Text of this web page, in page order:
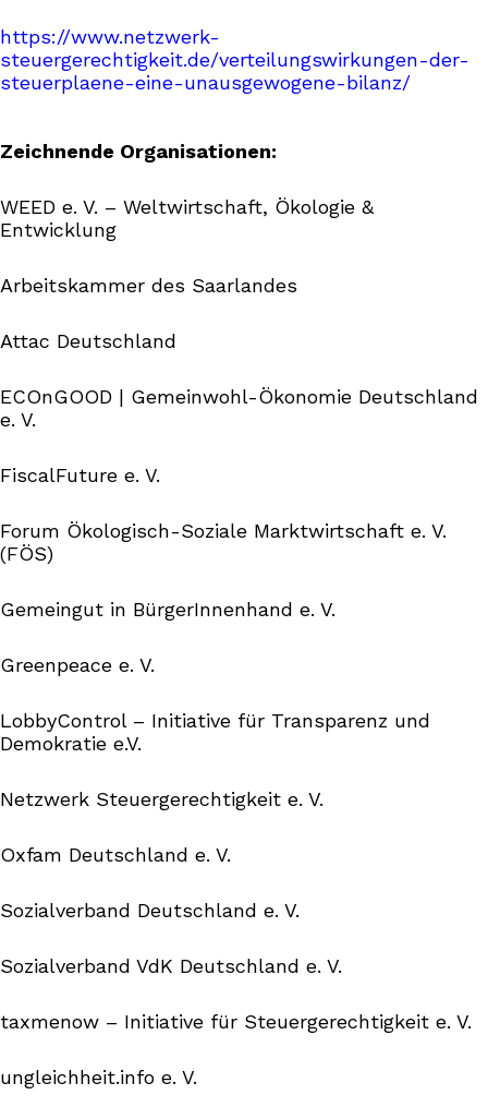
https://www.netzwerk-
steuergerechtigkeit.de/verteilungswirkungen-der-
steuerplaene-eine-unausgewogene-bilanz/
Zeichnende Organisationen:
WEED e. V. – Weltwirtschaft, Ökologie &
Entwicklung
Arbeitskammer des Saarlandes
Attac Deutschland
ECOnGOOD | Gemeinwohl-Ökonomie Deutschland
e. V.
FiscalFuture e. V.
Forum Ökologisch-Soziale Marktwirtschaft e. V.
(FÖS)
Gemeingut in BürgerInnenhand e. V.
Greenpeace e. V.
LobbyControl – Initiative für Transparenz und
Demokratie e.V.
Netzwerk Steuergerechtigkeit e. V.
Oxfam Deutschland e. V.
Sozialverband Deutschland e. V.
Sozialverband VdK Deutschland e. V.
taxmenow – Initiative für Steuergerechtigkeit e. V.
ungleichheit.info e. V.